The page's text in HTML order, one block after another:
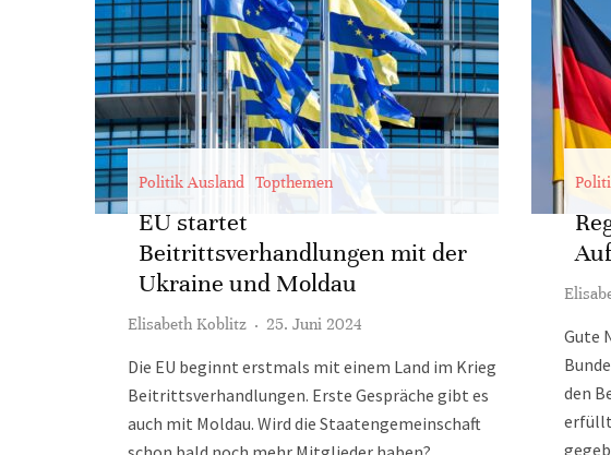
Politik Ausland Topthemen
EU startet
Beitrittsverhandlungen mit der
Ukraine und Moldau
Elisabeth Koblitz · 25. Juni 2024
Die EU beginnt erstmals mit einem Land im Krieg
Beitrittsverhandlungen. Erste Gespräche gibt es
auch mit Moldau. Wird die Staatengemeinschaft
Gute
den
erfüllt